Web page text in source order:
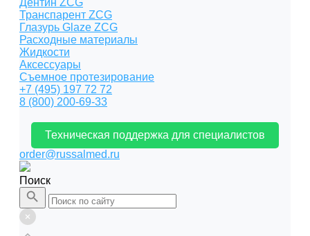
Дентин ZCG
Транспарент ZCG
Глазурь Glaze ZCG
Расходные материалы
Жидкости
Аксессуары
Съемное протезирование
+7 (495) 197 72 72
8 (800) 200-69-33
Техническая поддержка для специалистов
order@russalmed.ru
Поиск